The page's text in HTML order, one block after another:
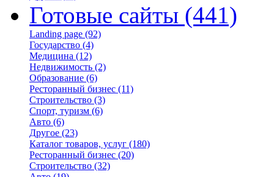
Готовые сайты (441)
Landing page (92)
Государство (4)
Медицина (12)
Недвижимость (2)
Образование (6)
Ресторанный бизнес (11)
Строительство (3)
Спорт, туризм (6)
Авто (6)
Другое (23)
Каталог товаров, услуг (180)
Ресторанный бизнес (20)
Строительство (32)